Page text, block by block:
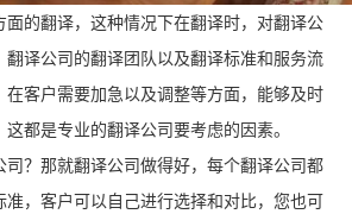
面的翻译，这种情况下在翻译时，对翻译公
翻译公司的翻译团队以及翻译标准和服务流
在客户需要加急以及调整等方面，能够及时
都是专业的翻译公司要考虑的因素。
司？那就翻译公司做得好，每个翻译公司都
，客户可以自己进行选择和对比，您也可